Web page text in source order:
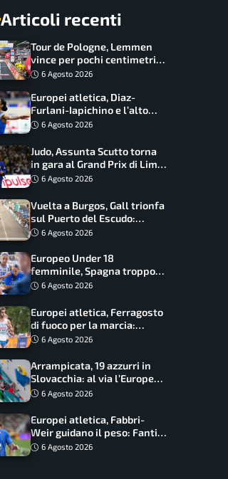
Articoli recenti
Tour de Pologne, Lemmen
vince per pochi centimetri
su Scaroni: maxi-caduta e
6 Agosto 2026
Europei atletica, Diaz-
Furlani-Iapichino e l’alto
azzurro: l’Italia sogna nei
6 Agosto 2026
Judo, Assunta Scutto torna
in gara al Grand Prix di Lima:
17 azzurri convocati
6 Agosto 2026
Vuelta a Burgos, Gall trionfa
sul Puerto del Escudo:
Ciccone secondo e nuova
6 Agosto 2026
Europeo Under 18
femminile, Spagna troppo
forte: Italia battuta 95-41,
6 Agosto 2026
Europei atletica, Ferragosto
di fuoco per la marcia:
Palmisano, Stano e
6 Agosto 2026
Arrampicata, 19 azzurri in
Slovacchia: al via l’Europe
Series Lead, tappa decisiva
6 Agosto 2026
Europei atletica, Fabbri-
Weir guidano il peso: Fantini
difende il titolo nel martello
6 Agosto 2026